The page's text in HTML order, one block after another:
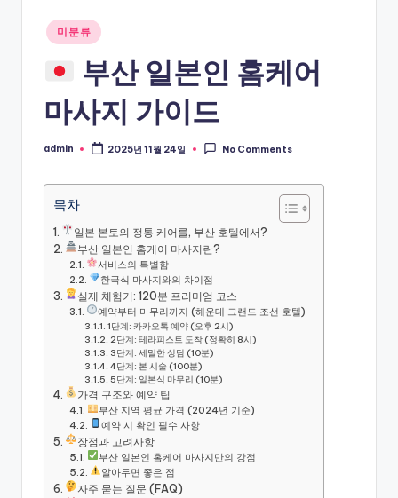
Posted
in
미분류
부산 일본인 홈케어
마사지 가이드
Posted
admin 2025년 11월 24일 No Comments
목차
일본 본토의 정통 케어를, 부산 호텔에서?
부산 일본인 홈케어 마사지란?
서비스의 특별함
한국식 마사지와의 차이점
실제 체험기: 120분 프리미엄 코스
예약부터 마무리까지 (해운대 그랜드 조선 호텔)
1단계: 카카오톡 예약 (오후 2시)
2단계: 테라피스트 도착 (정확히 8시)
3단계: 세밀한 상담 (10분)
4단계: 본 시술 (100분)
5단계: 일본식 마무리 (10분)
가격 구조와 예약 팁
부산 지역 평균 가격 (2024년 기준)
예약 시 확인 필수 사항
장점과 고려사항
부산 일본인 홈케어 마사지만의 강점
알아두면 좋은 점
자주 묻는 질문 (FAQ)